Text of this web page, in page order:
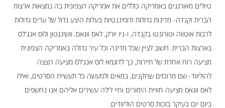
טיולים מאורגנים באמריקה כוללים את אמריקה הצפונית בה נמצאות ארצות
הברית וקנדה- מדינות גדולות ודומיננטיות בעלות היצע גדול של ערים גדולות
לרבות אוטווה וטורונטו בקנדה, ו-ניו יורק, לאס ווגאס, וושינגטון ולוס אנג'לס
בארצות הברית. חשוב לציין שכל מדינה וכל עיר גדולה באמריקה הצפונית
מציעה רוח אחרת של תיירות, כך לדוגמא לוס אנג'לס מציעה הצצה
להוליווד- שם מרוכזים שחקנים, במאים ולמעשה כל תעשיית הסרטים, ואילו
לאס ווגאס מציעה חוויית הימורים וחיי לילה עשירים אליהם אנו נחשפים
ביום יום בעיקר בזכות סרטים הוליוודים.